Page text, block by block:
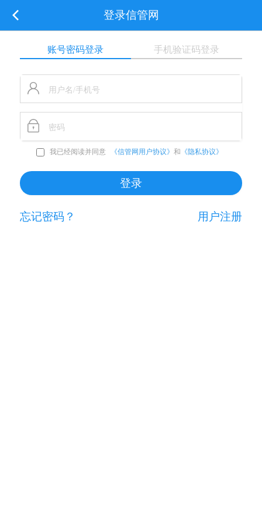
登录信管网
账号密码登录 手机验证码登录
我已经阅读并同意 《信管网用户协议》 和 《隐私协议》
忘记密码？ 用户注册